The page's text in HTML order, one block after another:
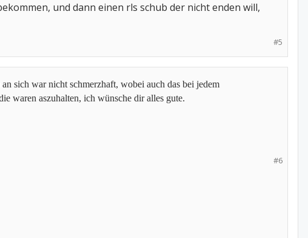
und dann einen rls schub der nicht enden will,
#5
sich war nicht schmerzhaft, wobei auch das bei jedem
waren aszuhalten, ich wünsche dir alles gute.
#6